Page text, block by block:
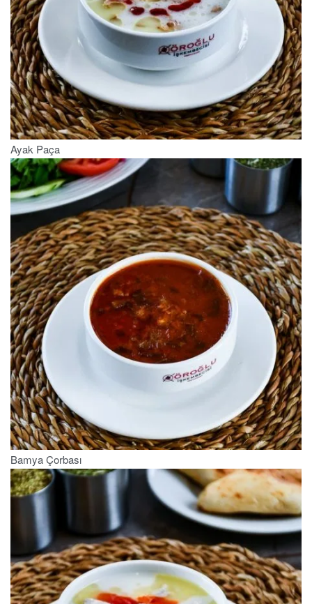
Ayak Paça
Bamya Çorbası